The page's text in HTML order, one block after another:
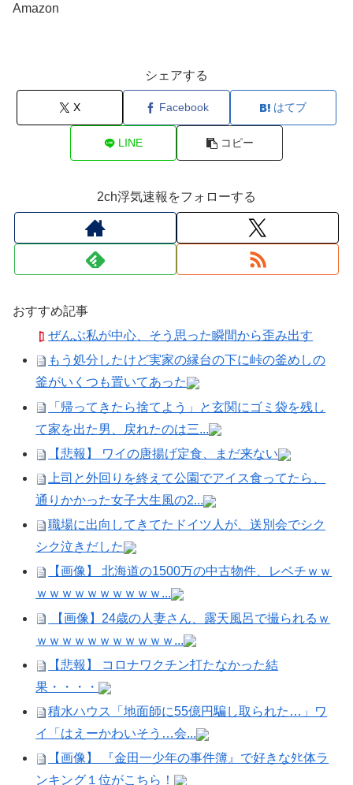
Amazon
シェアする
X Facebook はてブ
LINE コピー
2ch浮気速報をフォローする
おすすめ記事
ぜんぶ私が中心、そう思った瞬間から歪み出す
もう処分したけど実家の縁台の下に峠の釜めしの
釜がいくつも置いてあった
「帰ってきたら捨てよう」と玄関にゴミ袋を残し
て家を出た男、戻れたのは三...
【悲報】 ワイの唐揚げ定食、まだ来ない
上司と外回りを終えて公園でアイス食ってたら、
通りかかった女子大生風の2...
職場に出向してきてたドイツ人が、送別会でシク
シク泣きだした
【画像】 北海道の1500万の中古物件、レベチｗｗ
ｗｗｗｗｗｗｗｗｗｗ...
【画像】24歳の人妻さん、露天風呂で撮られるｗ
ｗｗｗｗｗｗｗｗｗｗｗ...
【悲報】 コロナワクチン打たなかった結
果・・・・
積水ハウス「地面師に55億円騙し取られた…」ワ
イ「はえーかわいそう…会...
【画像】 『金田一少年の事件簿』で好きなﾀﾋ体ラ
ンキング１位がこちら！